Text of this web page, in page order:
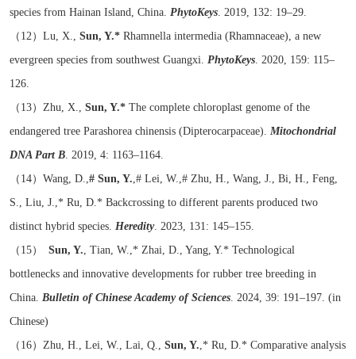
species from Hainan Island, China. PhytoKeys. 2019, 132: 19–29.
（12）Lu, X., Sun, Y.* Rhamnella intermedia (Rhamnaceae), a new
evergreen species from southwest Guangxi. PhytoKeys. 2020, 159: 115–
126.
（13）Zhu, X., Sun, Y.* The complete chloroplast genome of the
endangered tree Parashorea chinensis (Dipterocarpaceae). Mitochondrial
DNA Part B. 2019, 4: 1163–1164.
（14）Wang, D.,# Sun, Y.,# Lei, W.,# Zhu, H., Wang, J., Bi, H., Feng,
S., Liu, J.,* Ru, D.* Backcrossing to different parents produced two
distinct hybrid species. Heredity. 2023, 131: 145–155.
（15） Sun, Y., Tian, W.,* Zhai, D., Yang, Y.* Technological
bottlenecks and innovative developments for rubber tree breeding in
China. Bulletin of Chinese Academy of Sciences. 2024, 39: 191–197. (in
Chinese)
（16）Zhu, H., Lei, W., Lai, Q., Sun, Y.,* Ru, D.* Comparative analysis